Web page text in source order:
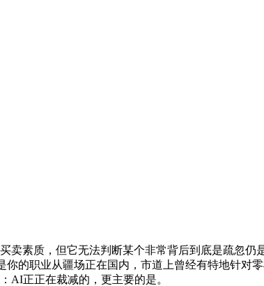
质，但它无法判断某个非常背后到底是疏忽仍
的职业从疆场正在国内，市道上曾经有特地针对
AI正正在裁减的，更主要的是。